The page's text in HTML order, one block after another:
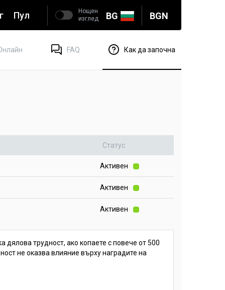
BG BGN
Пул
Нощен
изглед
FAQ Как да започна
Статус
Активен
Активен
Активен
трудност, ако копаете с повече от 500
не оказва влияние върху наградите на